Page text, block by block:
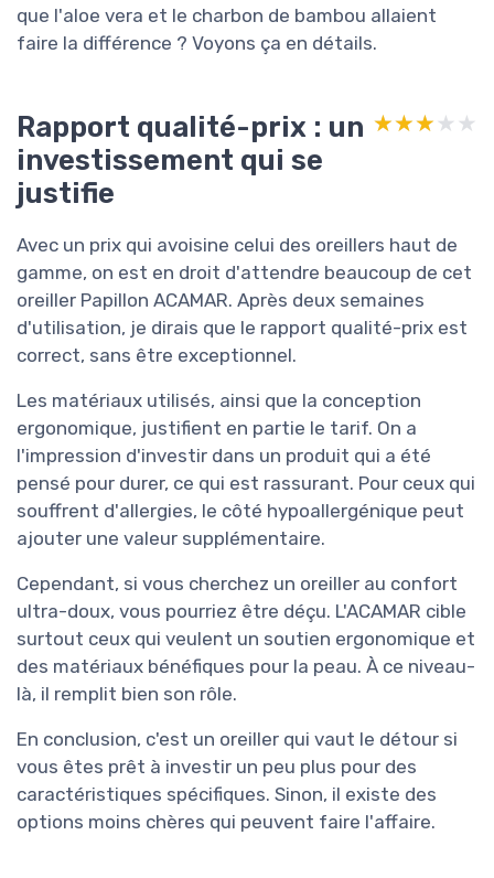
que l'aloe vera et le charbon de bambou allaient
faire la différence ? Voyons ça en détails.
Rapport qualité-prix : un
investissement qui se
justifie
★★★★★
★★★★★
Avec un prix qui avoisine celui des oreillers haut de
gamme, on est en droit d'attendre beaucoup de cet
oreiller Papillon ACAMAR. Après deux semaines
d'utilisation, je dirais que le rapport qualité-prix est
correct, sans être exceptionnel.
Les matériaux utilisés, ainsi que la conception
ergonomique, justifient en partie le tarif. On a
l'impression d'investir dans un produit qui a été
pensé pour durer, ce qui est rassurant. Pour ceux qui
souffrent d'allergies, le côté hypoallergénique peut
ajouter une valeur supplémentaire.
Cependant, si vous cherchez un oreiller au confort
ultra-doux, vous pourriez être déçu. L'ACAMAR cible
surtout ceux qui veulent un soutien ergonomique et
des matériaux bénéfiques pour la peau. À ce niveau-
là, il remplit bien son rôle.
En conclusion, c'est un oreiller qui vaut le détour si
vous êtes prêt à investir un peu plus pour des
caractéristiques spécifiques. Sinon, il existe des
options moins chères qui peuvent faire l'affaire.